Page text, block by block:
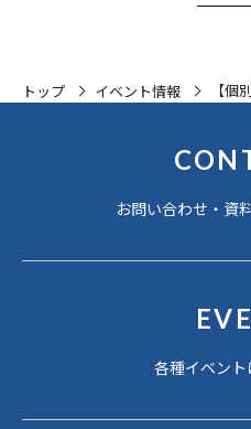
トップ イベント情報
【個
お問い合わせ・資
各種イベント